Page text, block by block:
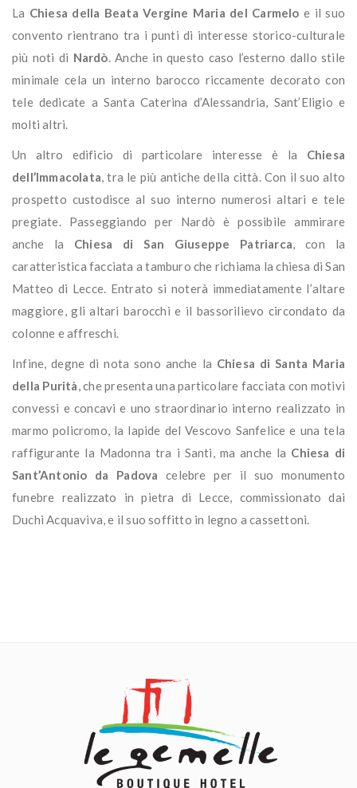
La Chiesa della Beata Vergine Maria del Carmelo e il suo
convento rientrano tra i punti di interesse storico-culturale
più noti di Nardò. Anche in questo caso l’esterno dallo stile
minimale cela un interno barocco riccamente decorato con
tele dedicate a Santa Caterina d’Alessandria, Sant’Eligio e
molti altri.
Un altro edificio di particolare interesse è la Chiesa
dell’Immacolata, tra le più antiche della città. Con il suo alto
prospetto custodisce al suo interno numerosi altari e tele
pregiate. Passeggiando per Nardò è possibile ammirare
anche la Chiesa di San Giuseppe Patriarca, con la
caratteristica facciata a tamburo che richiama la chiesa di San
Matteo di Lecce. Entrato si noterà immediatamente l’altare
maggiore, gli altari barocchi e il bassorilievo circondato da
colonne e affreschi.
Infine, degne di nota sono anche la Chiesa di Santa Maria
della Purità, che presenta una particolare facciata con motivi
convessi e concavi e uno straordinario interno realizzato in
marmo policromo, la lapide del Vescovo Sanfelice e una tela
raffigurante la Madonna tra i Santi, ma anche la Chiesa di
Sant’Antonio da
Padova celebre per il suo monumento
funebre realizzato in pietra di Lecce, commissionato dai
Duchi Acquaviva, e il suo soffitto in legno a cassettoni.